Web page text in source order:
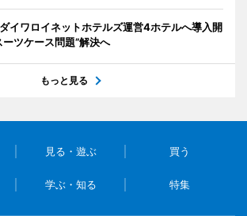
イワロイネットホテルズ運営4ホテルへ導入開
ツケース問題”解決へ
もっと見る
見る・遊ぶ 買う
学ぶ・知る 特集